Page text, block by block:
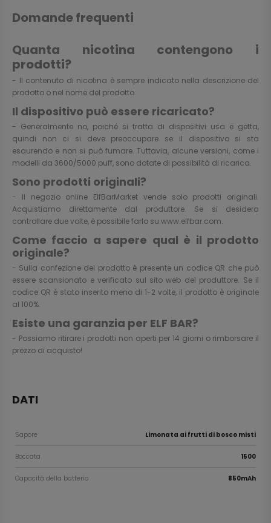
Domande frequenti
Quanta nicotina contengono i
prodotti?
- Il contenuto di nicotina è sempre indicato nella descrizione del
prodotto o nel nome del prodotto.
Il dispositivo può essere ricaricato?
- Generalmente no, poiché si tratta di dispositivi usa e getta,
quindi non ci si deve preoccupare se il dispositivo si sta
esaurendo e non si può fumare. Tuttavia, alcune versioni, come i
modelli da 3600/5000 puff, sono dotate di possibilità di ricarica.
Sono prodotti originali?
- Il negozio online ElfBarMarket vende solo prodotti originali.
Acquistiamo direttamente dal produttore. Se si desidera
controllare due volte, è possibile farlo su www.elfbar.com.
Come faccio a sapere qual è il prodotto
originale?
- Sulla confezione del prodotto è presente un codice QR che può
essere scansionato e verificato sul sito web del produttore. Se il
codice QR è stato inserito meno di 1-2 volte, il prodotto è originale
al 100%.
Esiste una garanzia per ELF BAR?
- Possiamo ritirare i prodotti non aperti per 14 giorni o rimborsare il
prezzo di acquisto!
DATI
Sapore Limonata ai frutti di bosco misti
Boccata 1500
Capacità della batteria 850mAh